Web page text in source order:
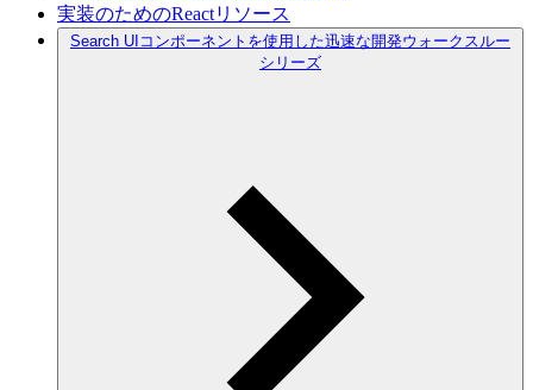
実装のためのReactリソース
Search UIコンポーネントを使用した迅速な開発ウォークスルー
シリーズ